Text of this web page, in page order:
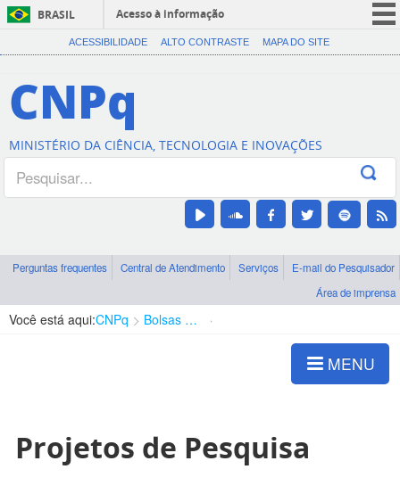
BRASIL
Acesso à informação
CORONAVÍRUS (COVID-19)
Canais
ACESSIBILIDADE ALTO CONTRASTE MAPA DO SITE
CNPq
MINISTÉRIO DA CIÊNCIA, TECNOLOGIA E INOVAÇÕES
Perguntas frequentes Central de Atendimento Serviços
E-mail do Pesquisador
Área de imprensa
Você está aqui:CNPq Bolsas e Auxílios Vigentes
MENU
Projetos de Pesquisa